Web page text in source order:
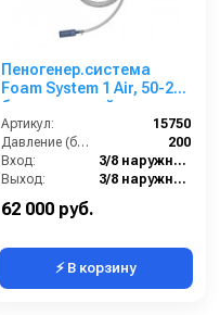
Пеногенер.система
Foam System 1 Air, 50-200
бар, с подачей воздуха,
на 1 ср-во 3/8 ш. 3/8.ш.
Артикул:
15750
Давление (бар):
200
Вход:
3/8 наружняя резьба
Выход:
3/8 наружняя резьба
62 000 руб.
⚡ В корзину